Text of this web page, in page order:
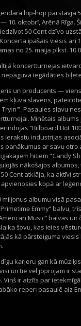
hip-hop pārstāvja
10. oktobrī, Arēnā Rīga.
50 Cent dzīvo
īpašais viesis arī
no 25. maija plkst.
koncertturnejas
iegādāties
un producents —
kļuva slavens,
Tryin'”. Pasaules slavu
Minētais
“Billboard Hot
Ierakstu industrijas
panākumus ar savu otro
hitiem "Candy
nākošajos albumos,
Cent atklāja, ka aktīvi
kopā ar
albumu visā
Emmy” balvu,
Music” balvas un
šovu, kas ieies
kā pārsteiguma viesis
karjeru gan kā
un tie vēl joprojām ir
Viņš ir atzīts par
reperi pasaulē aiz